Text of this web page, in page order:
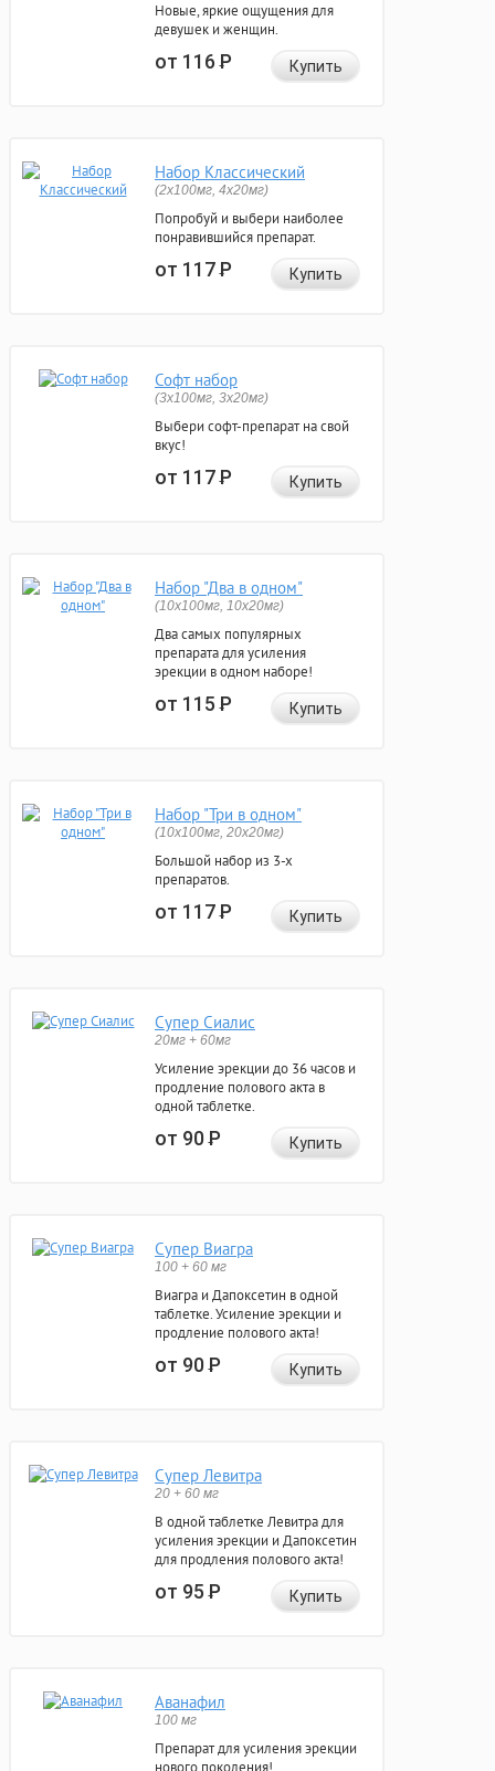
Новые, яркие ощущения для
девушек и женщин.
от 116Р Купить
Набор Классический
(2x100мг, 4x20мг)
Попробуй и выбери наиболее
понравившийся препарат.
от 117Р Купить
Софт набор
(3x100мг, 3x20мг)
Выбери софт-препарат на свой
вкус!
от 117Р Купить
Набор "Два в одном"
(10x100мг, 10x20мг)
Два самых популярных
препарата для усиления
эрекции в одном наборе!
от 115Р Купить
Набор "Три в одном"
(10x100мг, 20x20мг)
Большой набор из 3-х
препаратов.
от 117Р Купить
Супер Сиалис
20мг + 60мг
Усиление эрекции до 36 часов и
продление полового акта в
одной таблетке.
от 90Р Купить
Супер Виагра
100 + 60 мг
Виагра и Дапоксетин в одной
таблетке. Усиление эрекции и
продление полового акта!
от 90Р Купить
Супер Левитра
20 + 60 мг
В одной таблетке Левитра для
усиления эрекции и Дапоксетин
для продления полового акта!
от 95Р Купить
Аванафил
100 мг
Препарат для усиления эрекции